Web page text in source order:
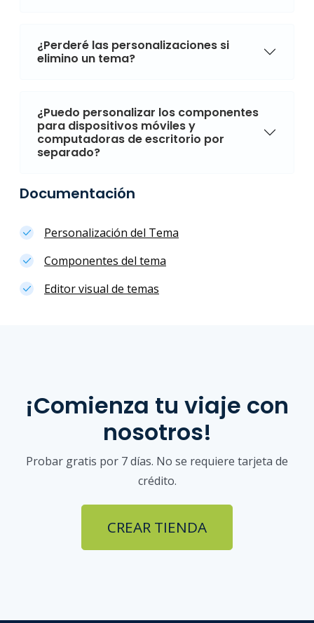
¿Perderé las personalizaciones si
elimino un tema?
¿Puedo personalizar los componentes
para dispositivos móviles y
computadoras de escritorio por
separado?
Documentación
Personalización del Tema
Componentes del tema
Editor visual de temas
¡Comienza tu viaje con
nosotros!
Probar gratis por 7 días. No se requiere tarjeta de
crédito.
CREAR TIENDA